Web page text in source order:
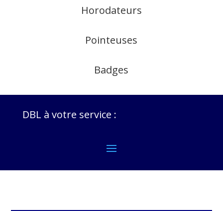
Horodateurs
Pointeuses
Badges
DBL à votre service :